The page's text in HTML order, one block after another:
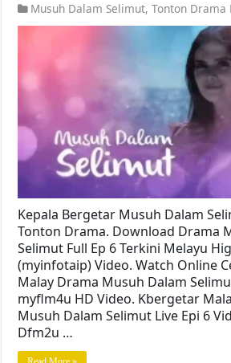
Musuh Dalam Selimut,Tonton Drama
Kepala Bergetar Musuh Dalam
Tonton Drama. Download Drama
Selimut Full Ep 6 Terkini Melayu
(myinfotaip) Video. Watch Online
Malay Drama Musuh Dalam
myflm4u HD Video. Kbergetar
Musuh Dalam Selimut Live Epi 6
Dfm2u …